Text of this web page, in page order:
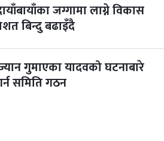
जग्गामा लाग्ने विकास
बिन्दु बढाइँदै
गुमाएका यादवको घटनाबारे
समिति गठन